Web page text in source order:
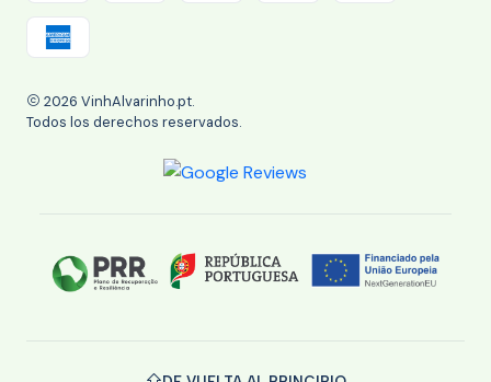
2026 VinhAlvarinho.pt.
Todos los derechos reservados.